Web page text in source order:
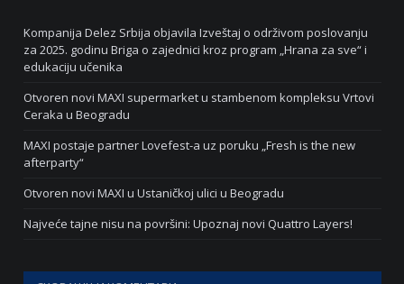
Kompanija Delez Srbija objavila Izveštaj o održivom poslovanju
za 2025. godinu Briga o zajednici kroz program „Hrana za sve“ i
edukaciju učenika
Otvoren novi MAXI supermarket u stambenom kompleksu Vrtovi
Ceraka u Beogradu
MAXI postaje partner Lovefest-a uz poruku „Fresh is the new
afterparty“
Otvoren novi MAXI u Ustaničkoj ulici u Beogradu
Najveće tajne nisu na površini: Upoznaj novi Quattro Layers!